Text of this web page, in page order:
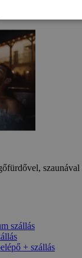
szállás
+ szállás